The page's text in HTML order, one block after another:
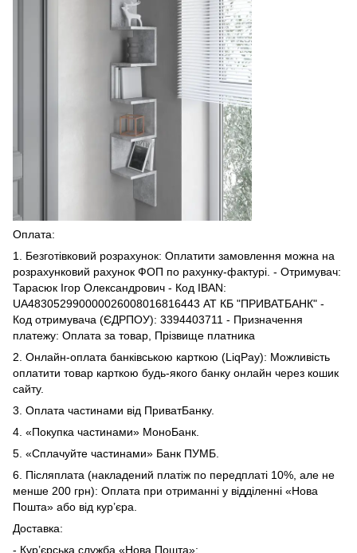
Оплата:
1. Безготівковий розрахунок: Оплатити замовлення можна на
розрахунковий рахунок ФОП по рахунку-фактурі. - Отримувач:
Тарасюк Ігор Олександрович - Код IBAN:
UA483052990000026008016816443 АТ КБ "ПРИВАТБАНК" -
Код отримувача (ЄДРПОУ): 3394403711 - Призначення
платежу: Оплата за товар, Прізвище платника
2. Онлайн-оплата банківською карткою (LiqPay): Можливість
оплатити товар карткою будь-якого банку онлайн через кошик
сайту.
3. Оплата частинами від ПриватБанку.
4. «Покупка частинами» МоноБанк.
5. «Сплачуйте частинами» Банк ПУМБ.
6. Післяплата (накладений платіж по передплаті 10%, але не
менше 200 грн): Оплата при отриманні у відділенні «Нова
Пошта» або від кур’єра.
Доставка:
- Кур’єрська служба «Нова Пошта»: